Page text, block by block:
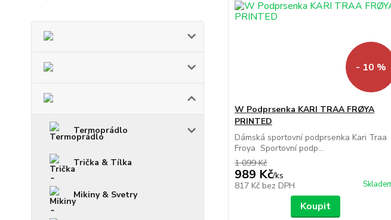
Termoprádlo
Trička & Tílka
Mikiny & Svetry
- 10 %
W Podprsenka KARI TRAA FRØYA
PRINTED
Dámská sportovní podprsenka Kari Traa
Froya Sportovní podp...
1 099 Kč
989 Kč/ks
817 Kč bez DPH
Koupit